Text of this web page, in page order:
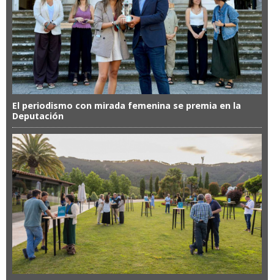
El periodismo con mirada femenina se premia en la
Deputación